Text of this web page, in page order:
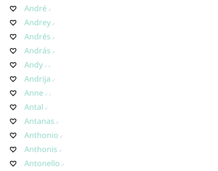
André
Andrey
Andrés
András
Andy
Andrija
Anne
Antal
Antanas
Anthonio
Anthonis
Antonello